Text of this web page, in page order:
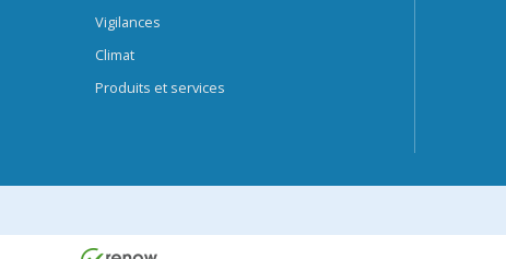
Vigilances
Climat
Produits et services